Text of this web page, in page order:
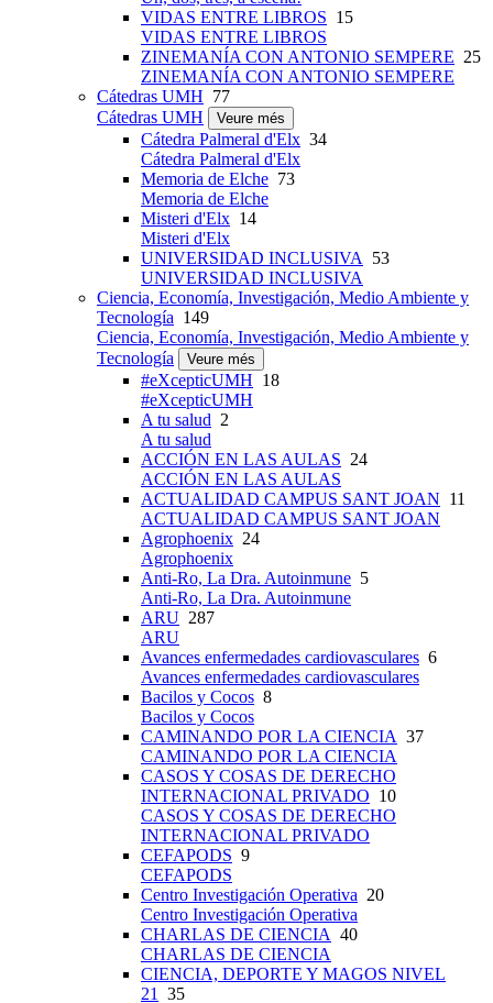
VIDAS ENTRE LIBROS 15
VIDAS ENTRE LIBROS
ZINEMANÍA CON ANTONIO SEMPERE 25
ZINEMANÍA CON ANTONIO SEMPERE
Cátedras UMH 77
Cátedras UMH
Veure més
Cátedra Palmeral d'Elx 34
Cátedra Palmeral d'Elx
Memoria de Elche 73
Memoria de Elche
Misteri d'Elx 14
Misteri d'Elx
UNIVERSIDAD INCLUSIVA
53
UNIVERSIDAD INCLUSIVA
Ciencia, Economía, Investigación, Medio Ambiente y
Tecnología 149
Ciencia, Economía, Investigación, Medio Ambiente y
Tecnología
Veure més
#eXcepticUMH 18
#eXcepticUMH
A tu salud 2
A tu salud
ACCIÓN EN LAS AULAS 24
ACCIÓN EN LAS AULAS
ACTUALIDAD CAMPUS SANT JOAN 11
ACTUALIDAD CAMPUS SANT JOAN
Agrophoenix 24
Agrophoenix
Anti-Ro, La Dra. Autoinmune 5
Anti-Ro, La Dra. Autoinmune
ARU 287
ARU
Avances enfermedades cardiovasculares 6
Avances enfermedades cardiovasculares
Bacilos y Cocos 8
Bacilos y Cocos
CAMINANDO POR LA CIENCIA 37
CAMINANDO POR LA CIENCIA
CASOS Y COSAS DE DERECHO
INTERNACIONAL PRIVADO 10
CASOS Y COSAS DE DERECHO
INTERNACIONAL PRIVADO
CEFAPODS 9
CEFAPODS
Centro Investigación Operativa 20
Centro Investigación Operativa
CHARLAS DE CIENCIA 40
CHARLAS DE CIENCIA
CIENCIA, DEPORTE Y MAGOS NIVEL
21
35